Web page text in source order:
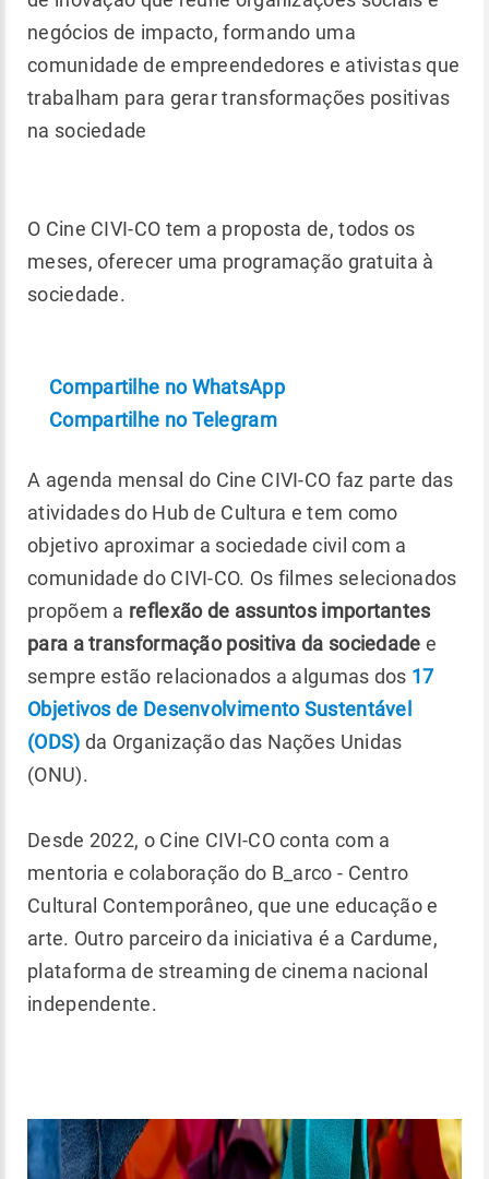
negócios de impacto, formando uma
comunidade de empreendedores e ativistas que
trabalham para gerar transformações positivas
na sociedade
O Cine CIVI-CO tem a proposta de, todos os
meses, oferecer uma programação gratuita à
sociedade.
Compartilhe no WhatsApp
Compartilhe no Telegram
A agenda mensal do Cine CIVI-CO faz parte das
atividades do Hub de Cultura e tem como
objetivo aproximar a sociedade civil com a
comunidade do CIVI-CO. Os filmes selecionados
propõem a reflexão de assuntos importantes
para a transformação positiva da sociedade e
sempre estão relacionados a algumas dos 17
Objetivos de Desenvolvimento Sustentável
(ODS) da Organização das Nações Unidas
(ONU).
Desde 2022, o Cine CIVI-CO conta com a
mentoria e colaboração do B_arco - Centro
Cultural Contemporâneo, que une educação e
arte. Outro parceiro da iniciativa é a Cardume,
plataforma de streaming de cinema nacional
independente.